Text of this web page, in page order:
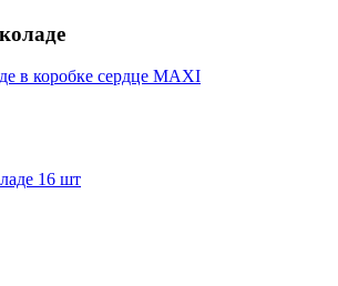
в коробке сердце MAXI